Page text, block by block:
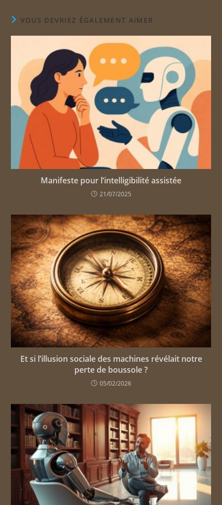
VOUS DEVRIEZ ÉGALEMENT AIMER
Manifeste pour l’intelligibilité assistée
21/07/2025
Et si l’illusion sociale des machines révélait notre
perte de boussole ?
05/02/2026